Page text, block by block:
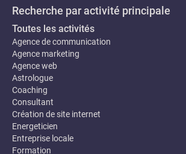
Recherche par activité principale
Toutes les activités
Agence de communication
Agence marketing
Agence web
Astrologue
Coaching
Consultant
Création de site internet
Energeticien
Entreprise locale
Formation